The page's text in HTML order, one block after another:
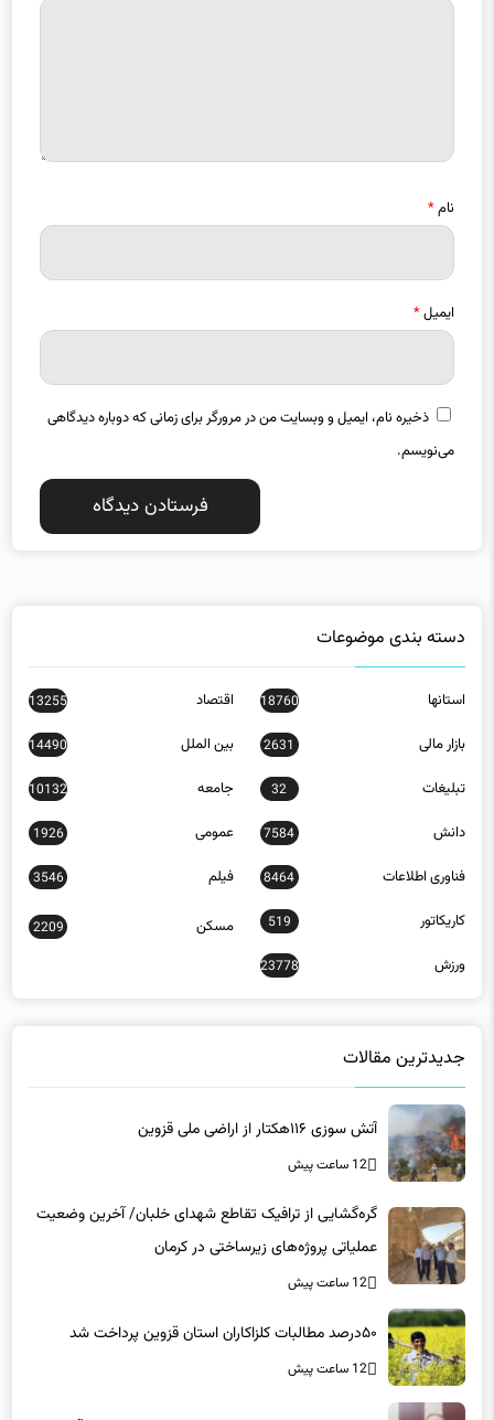
نام*
ایمیل*
ذخیره نام، ایمیل و وبسایت من در مرورگر برای زمانی که دوباره دیدگاهی
می‌نویسم.
دسته بندی موضوعات
استانها 18760 اقتصاد 13255
بازار مالی 2631 بین الملل 14490
تبلیغات 32 جامعه 10132
دانش 7584 عمومی 1926
فناوری اطلاعات 8464 فیلم 3546
کاریکاتور 519 مسکن 2209
ورزش 23778
جدیدترین مقالات
آتش سوزی ۱۱۶هکتار از اراضی ملی قزوین
12 ساعت پیش
گره‌گشایی از ترافیک تقاطع شهدای خلبان/ آخرین وضعیت
عملیاتی پروژه‌های زیرساختی در کرمان
12 ساعت پیش
۵۰درصد مطالبات کلزاکاران استان قزوین پرداخت شد
12 ساعت پیش